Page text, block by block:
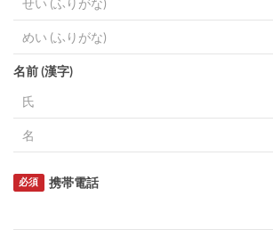
名前 (漢字)
携帯電話
必須